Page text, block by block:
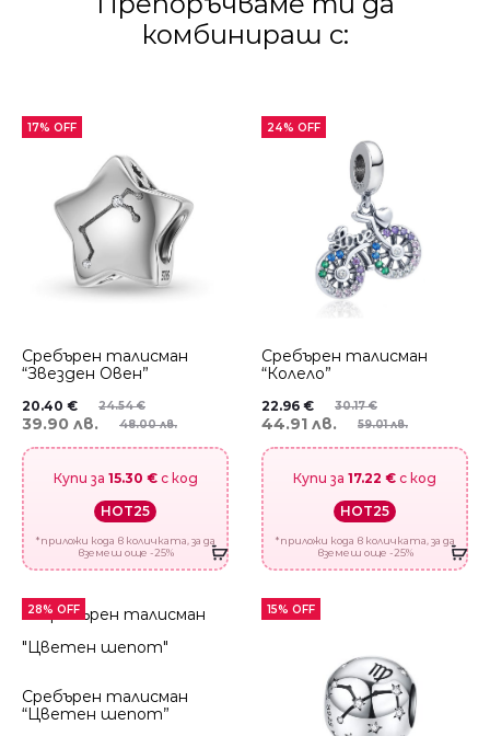
комбинираш с:
17% OFF
Сребърен талисман
“Звезден Овен”
24.54€
20.40 €
48.00 лв.
39.90 лв.
Купи за 15.30 €с код
HOT25
*приложи кода в количката, за да
вземеш още -25%
24% OFF
Сребърен талисман
“Колело”
30.17€
22.96 €
59.01 лв.
44.91 лв.
Купи за 17.22 € с код
HOT25
*приложи кода в количката, за да
вземеш още -25%
28% OFF
Сребърен талисман
“Цветен шепот”
15% OFF